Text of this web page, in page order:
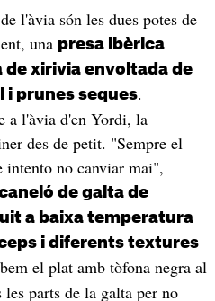
l'àvia són les dues potes de
una presa ibèrica
de xirivia envoltada de
i prunes seques.
a l'àvia d'en Yordi, la
des de petit. "Sempre el
no canviar mai",
de galta de
a baixa temperatura
i diferents textures
el plat amb tòfona negra al
parts de la galta per no